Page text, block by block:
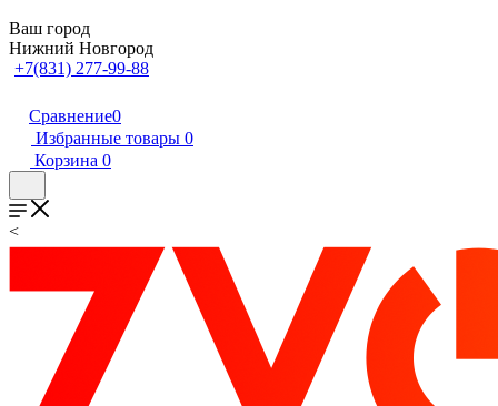
Ваш город
Нижний Новгород
+7(831) 277-99-88
Сравнение0
Избранные товары 0
Корзина 0
<